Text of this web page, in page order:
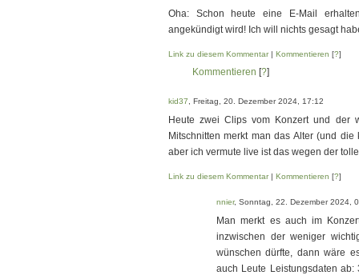
Oha: Schon heute eine E-Mail
angekündigt wird! Ich will nichts gesagt
Link zu diesem Kommentar| Kommentieren [?]
Kommentieren [?]
kid37 , Freitag, 20. Dezember 2024, 17:12
Heute zwei Clips vom Konzert und der
Mitschnitten merkt man das Alter (und
aber ich vermute live ist das wegen der
Link zu diesem Kommentar| Kommentieren [?]
nnier, Sonntag, 22. Dezember 2024,
Man merkt es auch im
inzwischen der weniger
wünschen dürfte, dann wäre
auch Leute Leistungsdaten